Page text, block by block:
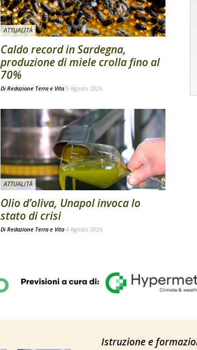
ATTUALITÀ
Caldo record in Sardegna,
produzione di miele crolla fino al
70%
Di Redazione Terra e Vita 5 Agosto 2026
ATTUALITÀ
Olio d’oliva, Unapol invoca lo
stato di crisi
Di Redazione Terra e Vita 4 Agosto 2026
Istruzione e